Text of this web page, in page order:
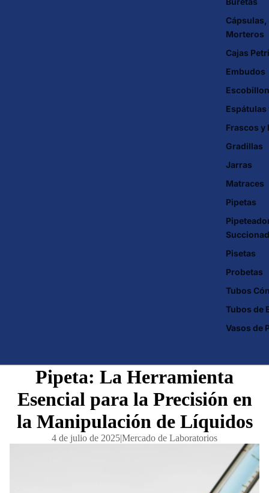
Morteros
Cajas Petri
Embudos
Espátulas
Frascos y
Gradillas
Jarras
Matraces
Pipetas
Pisetas
Probetas
Tubos
Tubos de
Vasos de
Pipeta: La Herramienta
Esencial para la Precisión en
la Manipulación de Líquidos
4 de julio de 2025|Mercado de Laboratorios